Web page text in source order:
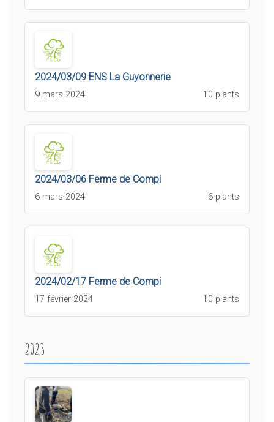
2024/03/09 ENS La Guyonnerie
9 mars 2024 10 plants
2024/03/06 Ferme de Compi
6 mars 2024 6 plants
2024/02/17 Ferme de Compi
17 février 2024 10 plants
2023